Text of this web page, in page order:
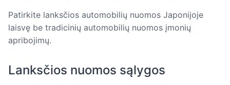
Patirkite lanksčios automobilių nuomos Japonijoje
laisvę be tradicinių automobilių nuomos įmonių
apribojimų.
Lanksčios nuomos sąlygos